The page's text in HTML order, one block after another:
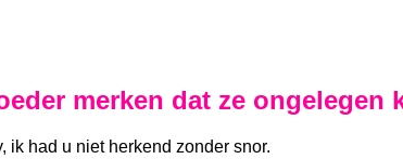
merken dat ze ongelegen
ik had u niet herkend zonder snor.